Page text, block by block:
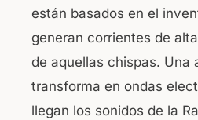
están basados en el
generan corrientes de
de aquellas chispas. Una
transforma en ondas
llegan los sonidos de la